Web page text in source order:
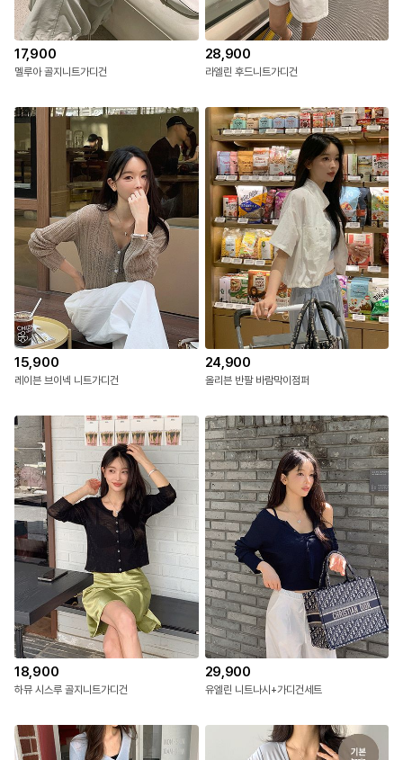
17,900
멜루아 골지니트가디건
28,900
라엘린 후드니트가디건
15,900
레이븐 브이넥 니트가디건
24,900
올리븐 반팔 바람막이점퍼
18,900
하뮤 시스루 골지니트가디건
29,900
유엘린 니트나시+가디건세트